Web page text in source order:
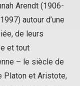
Arendt (1906-
autour d’une
de leurs
et tout
– le siècle de
Platon et Aristote,